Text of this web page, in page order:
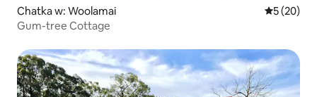
Chatka w: Woolamai Średnia
5 (20)
Gum-tree Cottage